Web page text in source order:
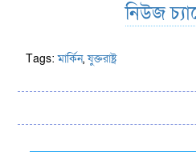
নিউজ
Tags:মার্কিন,যুক্তরাষ্ট্র